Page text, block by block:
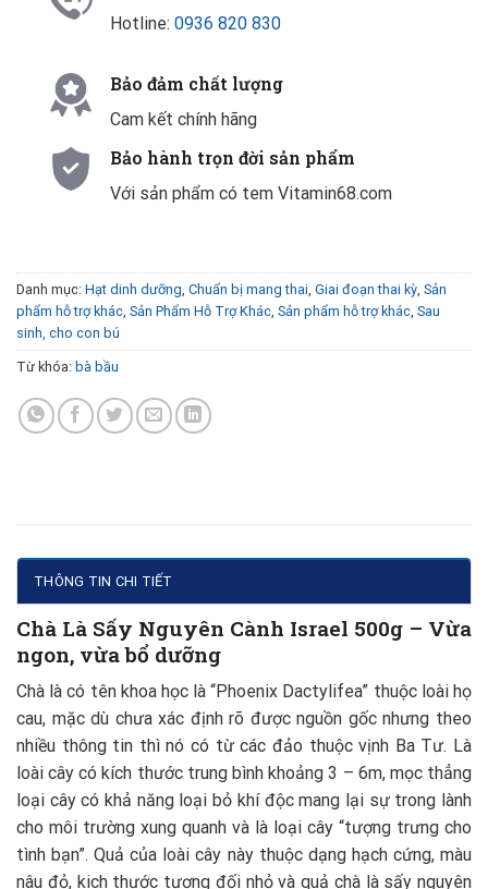
Hotline: 0936 820 830
Bảo đảm chất lượng
Cam kết chính hãng
Bảo hành trọn đời sản phẩm
Với sản phẩm có tem Vitamin68.com
Danh mục: Hạt dinh dưỡng Chuẩn bị mang thai Giai đoạn thai kỳ Sản
phẩm hỗ trợ khác Sản Phẩm Hỗ Trợ Khác Sản phẩm hỗ trợ khác Sau
sinh, cho con bú
Từ khóa: bà bầu
THÔNG TIN CHI TIẾT
Chà Là Sấy Nguyên Cành Israel 500g – Vừa
ngon, vừa bổ dưỡng
Chà là có tên khoa học là “Phoenix Dactylifea” thuộc loài họ
cau, mặc dù chưa xác định rõ được nguồn gốc nhưng theo
nhiều thông tin thì nó có từ các đảo thuộc vịnh Ba Tư. Là
loài cây có kích thước trung bình khoảng 3 – 6m, mọc thẳng
loại cây có khả năng loại bỏ khí độc mang lại sự trong lành
cho môi trường xung quanh và là loại cây “tượng trưng cho
tình bạn”. Quả của loài cây này thuộc dạng hạch cứng, màu
nâu đỏ, kich thước tương đối nhỏ và quả chà là sấy nguyên